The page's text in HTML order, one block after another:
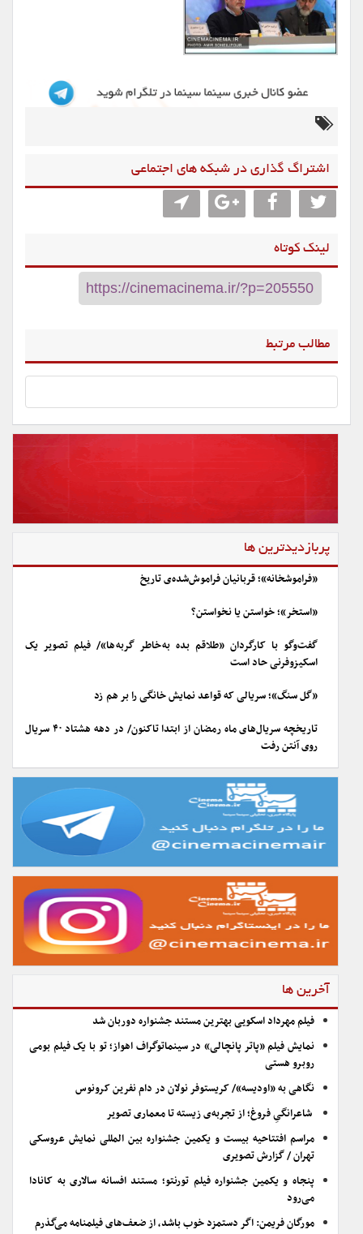
اشتراگ گذاری در شبکه های اجتماعی
لینک کوتاه
مطالب مرتبط
پربازدیدترین ها
«فراموشخانه»؛ قربانیان فراموش‌شده‌ی تاریخ
«استخر»؛ خواستن یا نخواستن؟
گفت‌وگو با کارگردان «طلاقم بده به خاطر گربه ها»/ فیلم تصویر یک
اسکیزوفرنی حاد است
«گل سنگ»؛ سریالی که قواعد نمایش خانگی را بر هم زد
تاریخچه سریال‌های ماه رمضان از ابتدا تاکنون/ در دهه هشتاد ۴۰ سریال
روی آنتن رفت
آخرین ها
فیلم مهرداد اسکویی بهترین مستند جشنواره دوربان شد
نمایش فیلم «پاتر پانچالی» در سینماتوگراف اهواز؛ تو با یک فیلم بومی
روبرو هستی
نگاهی به «اودیسه»/ کریستوفر نولان در دام نفرین کرونوس
شاعرانگیِ فروغ؛ از تجربه‌ی زیسته تا معماری تصویر
مراسم افتتاحیه بیست و یکمین جشنواره بین المللی نمایش عروسکی
تهران / گزارش تصویری
پنجاه و یکمین جشنواره فیلم تورنتو؛ مستند افسانه سالاری به کانادا
می‌رود
مورگان فریمن: اگر دستمزد خوب باشد، از ضعف‌های فیلمنامه می‌گذرم